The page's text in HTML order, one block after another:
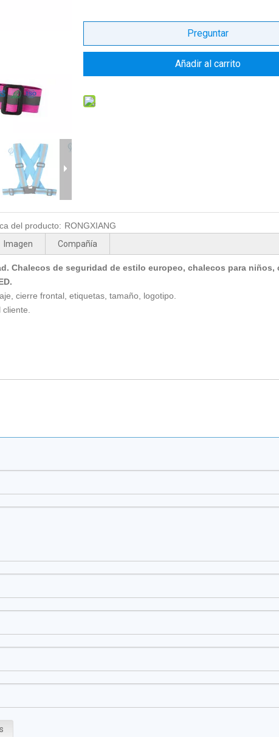
Preguntar
Añadir al carrito
del producto: RONGXIANG
Imagen Compañía
Chalecos de seguridad de estilo europeo, chalecos para niños,
cierre frontal, etiquetas, tamaño, logotipo.